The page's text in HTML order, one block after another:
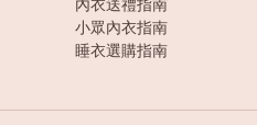
小眾內衣指南
睡衣選購指南